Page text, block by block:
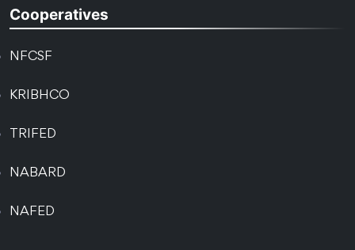
Cooperatives
NFCSF
KRIBHCO
TRIFED
NABARD
NAFED